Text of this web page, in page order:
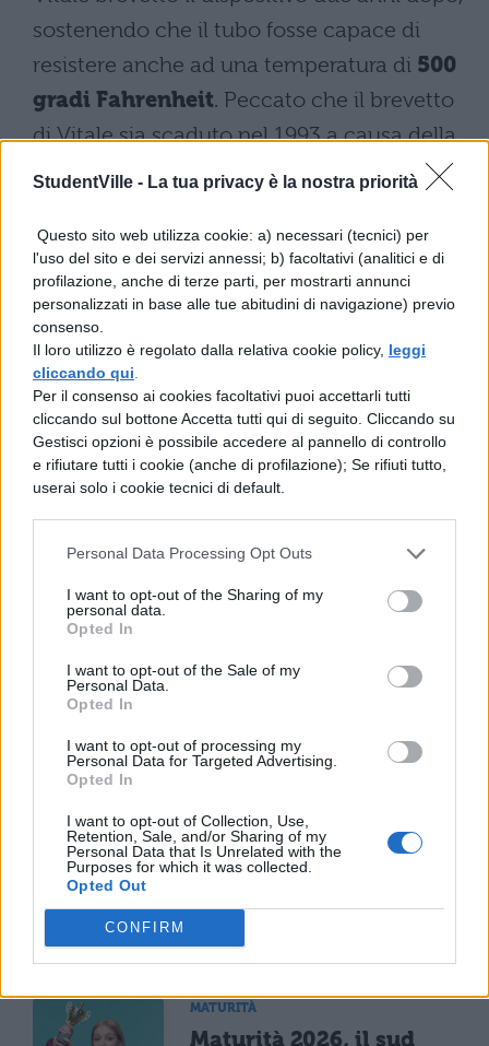
StudentVille - La tua privacy è la nostra priorità
Questo sito web utilizza cookie: a) necessari (tecnici) per
l'uso del sito e dei servizi annessi; b) facoltativi (analitici e di
profilazione, anche di terze parti, per mostrarti annunci
personalizzati in base alle tue abitudini di navigazione) previo
consenso.
Il loro utilizzo è regolato dalla relativa cookie policy, leggi
cliccando qui
Per il consenso ai cookies facoltativi puoi accettarli tutti
cliccando sul bottone Accetta tutti qui di seguito. Cliccando su
Gestisci opzioni è possibile accedere al pannello di controllo
e rifiutare tutti i cookie (anche di profilazione); Se rifiuti tutto,
userai solo i cookie tecnici di default.
Personal Data Processing Opt Outs
I want to opt-out of the Sharing of my
personal data.
Opted In
I want to opt-out of the Sale of my
Personal Data.
Opted In
I want to opt-out of processing my
Personal Data for Targeted Advertising.
Opted In
I want to opt-out of Collection, Use,
Retention, Sale, and/or Sharing of my
Personal Data that Is Unrelated with the
Purposes for which it was collected.
Opted Out
CONFIRM
sostenendo che il tubo fosse capace di
resistere anche ad una temperatura di 500
gradi Fahrenheit. Peccato che il brevetto
di Vitale sia scaduto nel 1993 a causa della
mancata corresponsione di una tassa. Da
suo posto.
TI POTREBBE INTERESSARE
MATURITÀ
Maturità 2026, il sud